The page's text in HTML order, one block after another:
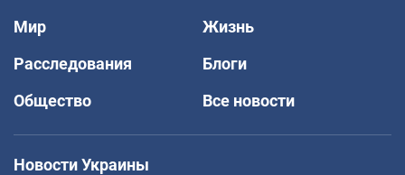
Мир
Жизнь
Расследования
Блоги
Общество
Все новости
Новости Украины